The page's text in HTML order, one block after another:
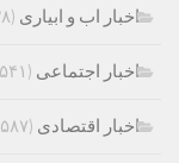
اخبار اب و ابیاری (۲۳۸)
اخبار اجتماعی (۹,۵۴۱)
اخبار اقتصادی (۳,۵۸۷)